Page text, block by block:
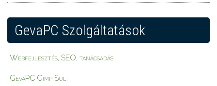
GevaPC Szolgáltatások
Webfejlesztés, SEO, tanácsadás
GevaPC Gimp Suli